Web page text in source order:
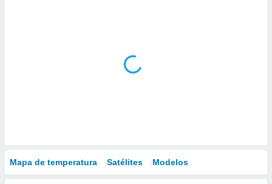
Mapa de temperatura Satélites Modelos